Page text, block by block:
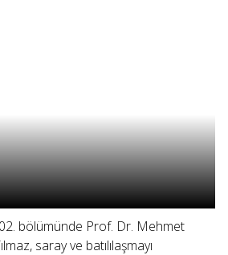
bölümünde Prof. Dr. Mehmet
saray ve batılılaşmayı